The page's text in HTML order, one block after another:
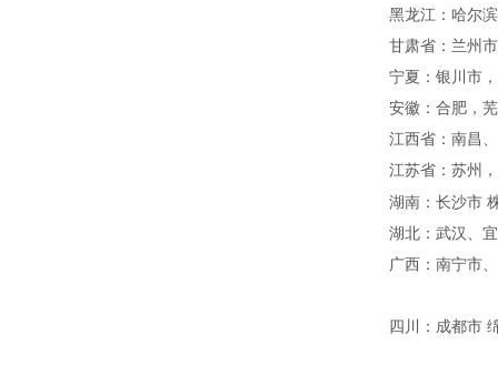
黑龙江： 哈尔
甘肃省： 兰州
宁夏：银川市
安徽：合肥，
江西省： 南昌
江苏省：苏州
湖南： 长沙市
湖北：武汉、
广西： 南宁市
四川：成都市